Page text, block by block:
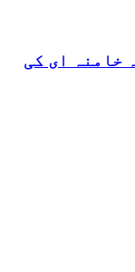
خامنہ ای کی